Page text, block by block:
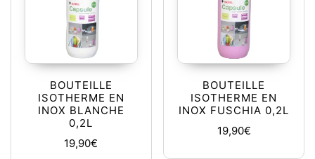
BOUTEILLE
ISOTHERME EN
INOX BLANCHE
0,2L
19,90€
BOUTEILLE
ISOTHERME EN
INOX FUSCHIA 0,2L
19,90€